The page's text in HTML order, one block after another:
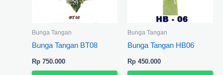
Bunga Tangan
Bunga Tangan BT08
Rp750.000
Bunga Tangan
Bunga Tangan HB06
Rp450.000